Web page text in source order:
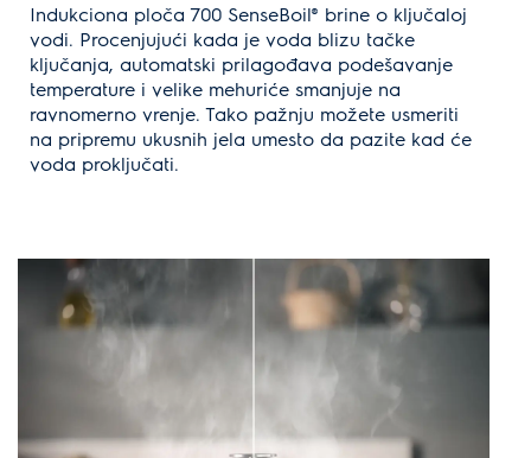
Indukciona ploča 700 SenseBoil® brine o ključaloj
vodi. Procenjujući kada je voda blizu tačke
ključanja, automatski prilagođava podešavanje
temperature i velike mehuriće smanjuje na
ravnomerno vrenje. Tako pažnju možete usmeriti
na pripremu ukusnih jela umesto da pazite kad će
voda proključati.